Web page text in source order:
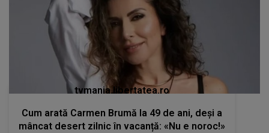
tvmania.libertatea.ro
Cum arată Carmen Brumă la 49 de ani, deși a
mâncat desert zilnic în vacanță: «Nu e noroc!»